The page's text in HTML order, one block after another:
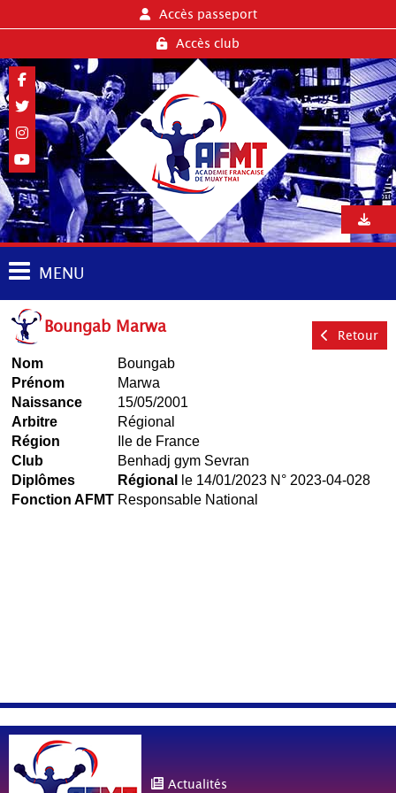
Accès passeport
Accès club
MENU
Boungab Marwa Retour
Nom
Boungab
Prénom
Marwa
Naissance
15/05/2001
Arbitre
Régional
Région
Ile de France
Club
Benhadj gym Sevran
Diplômes
Régional
le 14/01/2023 N° 2023-04-028
Fonction AFMT Responsable National
Actualités